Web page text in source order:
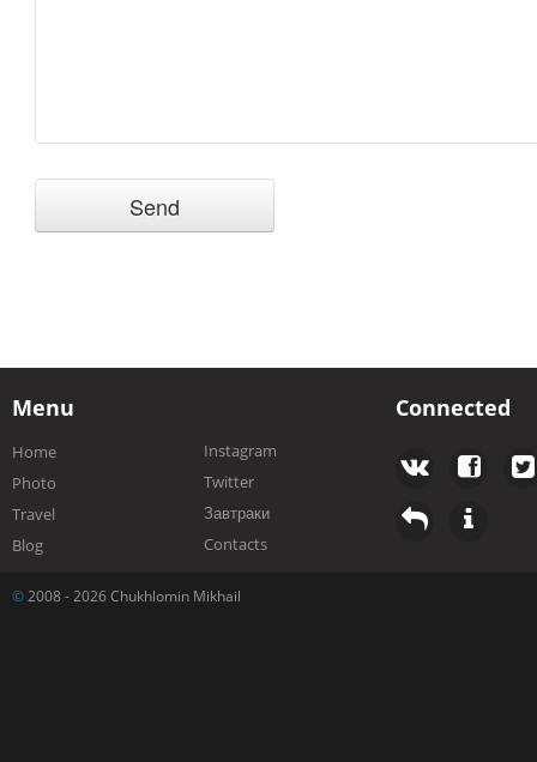
Menu
Home
Photo
Travel
Blog
Instagram
Twitter
Завтраки
Contacts
Connected
© 2008 - 2026 Chukhlomin Mikhail